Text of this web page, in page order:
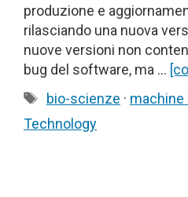
produzione e
rilasciando una nuova
nuove versioni non
bug del software, ma …
Tag
bio-scienze · machine
Technology